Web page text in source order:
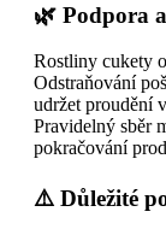
🌿 Podpora
Rostliny cukety
Odstraňování
udržet proudění
Pravidelný sběr
pokračování
⚠️ Důležité